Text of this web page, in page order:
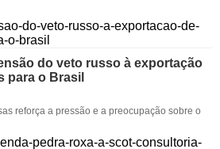
do veto russo à exportação
para o Brasil
reforça a pressão e a preocupação sobre o